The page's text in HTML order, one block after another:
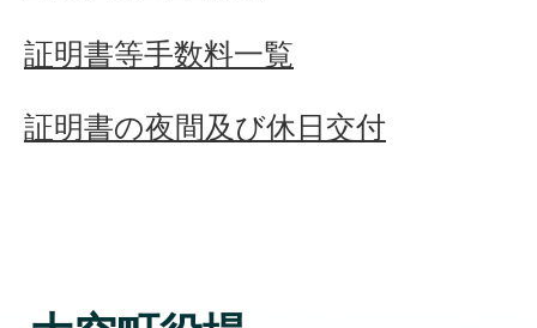
証明書等手数料一覧
証明書の夜間及び休日交付